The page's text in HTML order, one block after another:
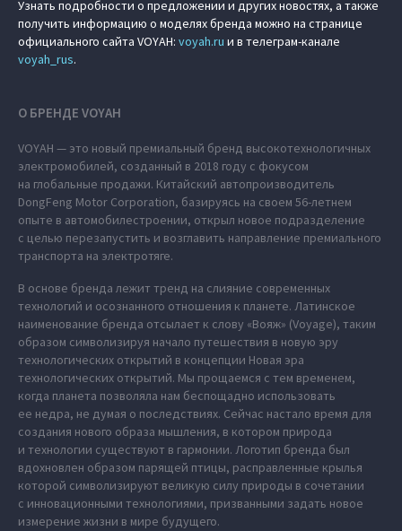
Узнать подробности о предложении и других новостях, а также
получить информацию о моделях бренда можно на странице
официального сайта VOYAH: voyah.ru и в телеграм-канале
voyah_rus.
О БРЕНДЕ VOYAH
VOYAH — это новый премиальный бренд высокотехнологичных
электромобилей, созданный в 2018 году с фокусом
на глобальные продажи. Китайский автопроизводитель
DongFeng Motor Corporation, базируясь на своем 56-летнем
опыте в автомобилестроении, открыл новое подразделение
с целью перезапустить и возглавить направление премиального
транспорта на электротяге.
В основе бренда лежит тренд на слияние современных
технологий и осознанного отношения к планете. Латинское
наименование бренда отсылает к слову «Вояж» (Voyage), таким
образом символизируя начало путешествия в новую эру
технологических открытий в концепции Новая эра
технологических открытий. Мы прощаемся с тем временем,
когда планета позволяла нам беспощадно использовать
ее недра, не думая о последствиях. Сейчас настало время для
создания нового образа мышления, в котором природа
и технологии существуют в гармонии. Логотип бренда был
вдохновлен образом парящей птицы, расправленные крылья
которой символизируют великую силу природы в сочетании
с инновационными технологиями, призванными задать новое
измерение жизни в мире будущего.